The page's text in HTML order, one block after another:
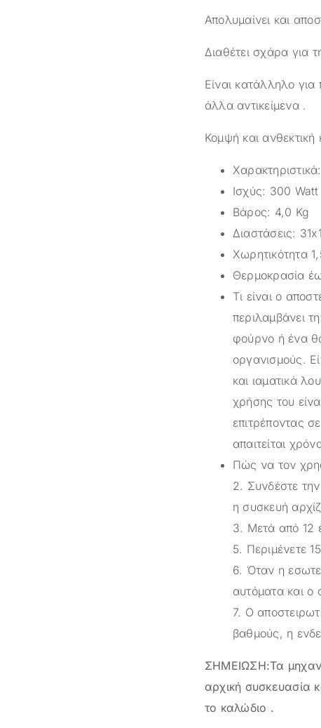
Απολυμαίνει και
Διαθέτει σχάρα για
Είναι κατάλληλο
άλλα αντικείμενα .
Κομψή και
Χαρακτηριστικά:
Ισχύς: 300 Watt
Βάρος: 4,0 Kg
Διαστάσεις:
Χωρητικότητα
Θερμοκρασία
Τι είναι ο
περιλαμβάνει
φούρνο ή ένα
οργανισμούς.
και ιαματικά
χρήσης του
επιτρέποντας
απαιτείται
Πώς να τον
2. Συνδέστε την
η συσκευή
3. Μετά από 12
5. Περιμένετε
6. Όταν η
αυτόματα και ο
7. Ο
βαθμούς, η
ΣΗΜΕΙΩΣΗ:Τα
αρχική συσκευασία
το καλώδιο .